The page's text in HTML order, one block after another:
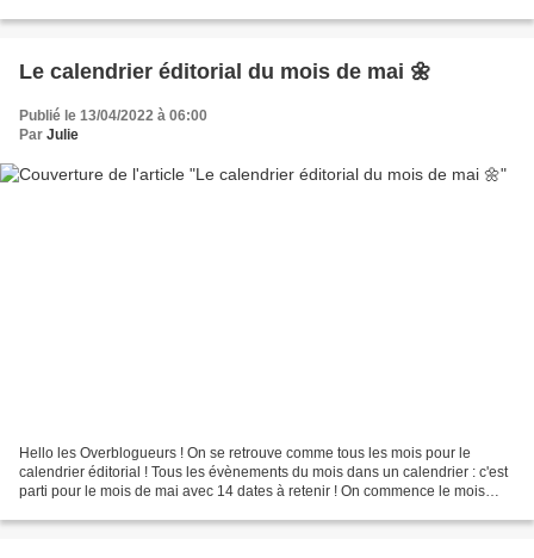
Le calendrier éditorial du mois de mai 🌼
Publié le 13/04/2022 à 06:00
Par Julie
Hello les Overblogueurs ! On se retrouve comme tous les mois pour le
calendrier éditorial ! Tous les évènements du mois dans un calendrier : c'est
parti pour le mois de mai avec 14 dates à retenir ! On commence le mois